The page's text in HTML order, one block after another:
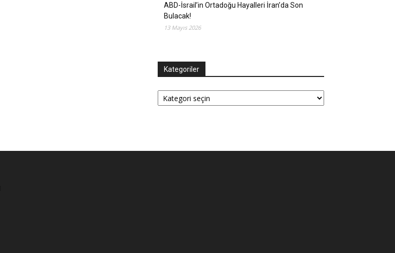
ABD-İsrail’in Ortadoğu Hayalleri İran’da Son
Bulacak!
13 Mayıs 2026
Kategoriler
Kategoriler